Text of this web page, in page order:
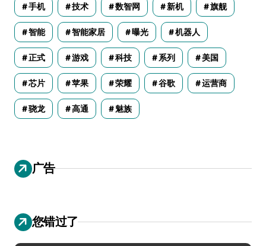
手机 技术 数智网 新机 旗舰
智能 智能家居 曝光 机器人
正式 游戏 科技 系列 美国
芯片 苹果 荣耀 谷歌 运营商
骁龙 高通 魅族
广告
您错过了